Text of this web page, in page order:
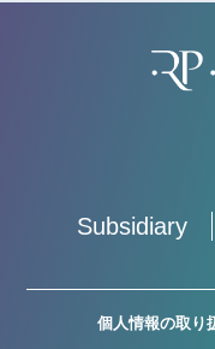
Subsidiary
個人情報の取り